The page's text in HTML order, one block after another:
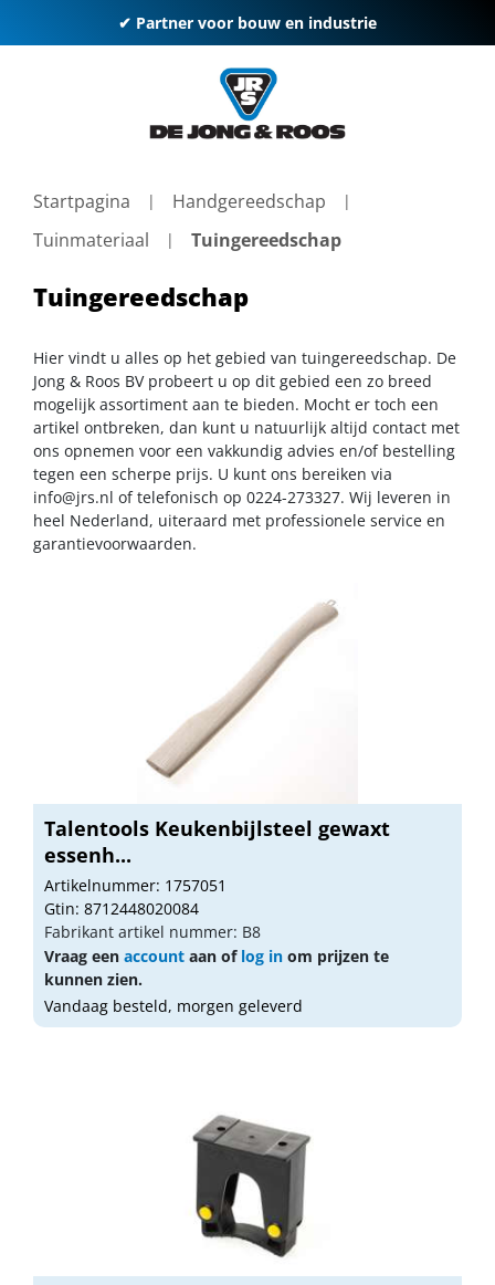
✔ Partner voor bouw en industrie
Startpagina
Handgereedschap
Tuinmateriaal
Tuingereedschap
Tuingereedschap
Hier vindt u alles op het gebied van tuingereedschap. De
Jong & Roos BV probeert u op dit gebied een zo breed
mogelijk assortiment aan te bieden. Mocht er toch een
artikel ontbreken, dan kunt u natuurlijk altijd contact met
ons opnemen voor een vakkundig advies en/of bestelling
tegen een scherpe prijs. U kunt ons bereiken via
info@jrs.nl of telefonisch op 0224-273327. Wij leveren in
heel Nederland, uiteraard met professionele service en
garantievoorwaarden.
Talentools Keukenbijlsteel gewaxt
essenh...
Artikelnummer: 1757051
Gtin: 8712448020084
Fabrikant artikel nummer: B8
Vraag een account aan of log in om prijzen te
kunnen zien.
Vandaag besteld, morgen geleverd